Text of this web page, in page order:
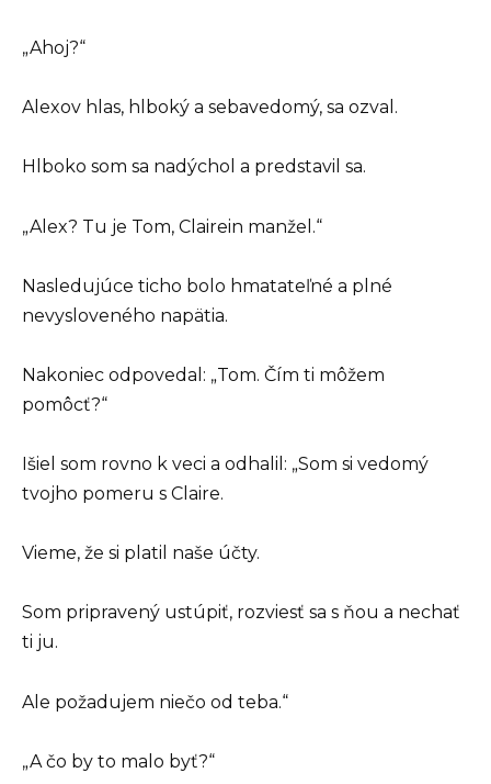
„Ahoj?“
Alexov hlas, hlboký a sebavedomý, sa ozval.
Hlboko som sa nadýchol a predstavil sa.
„Alex? Tu je Tom, Clairein manžel.“
Nasledujúce ticho bolo hmatateľné a plné
nevysloveného napätia.
Nakoniec odpovedal: „Tom. Čím ti môžem
pomôcť?“
Išiel som rovno k veci a odhalil: „Som si vedomý
tvojho pomeru s Claire.
Vieme, že si platil naše účty.
Som pripravený ustúpiť, rozviesť sa s ňou a nechať
ti ju.
Ale požadujem niečo od teba.“
„A čo by to malo byť?“